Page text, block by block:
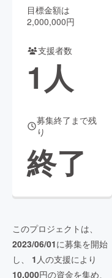
Creation
コミュニティ
目標金額は
2,000,000円
支援者数
1人
募集終了まで残
り
終了
このプロジェクトは、
2023/06/01に募集を開始
し、 1 人の支援により
10,000円の資金を集め、